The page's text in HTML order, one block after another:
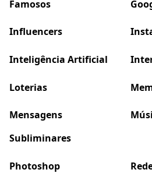
Famosos
Influencers
Inteligência Artificial
Loterias
Mensagens
Subliminares
Photoshop